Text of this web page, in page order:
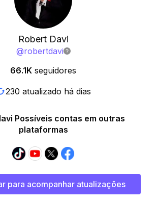
Robert Davi
@robertdavi
66.1K seguidores
230 atualizado há dias
Possíveis contas em outras
plataformas
para acompanhar atualizações